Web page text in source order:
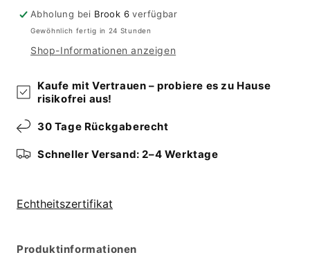
-
555
cm)
-
555
cm)
Abholung bei Brook 6 verfügbar
Gewöhnlich fertig in 24 Stunden
Shop-Informationen anzeigen
Kaufe mit Vertrauen – probiere es zu Hause
risikofrei aus!
30 Tage Rückgaberecht
Schneller Versand: 2–4 Werktage
Echtheitszertifikat
Produktinformationen